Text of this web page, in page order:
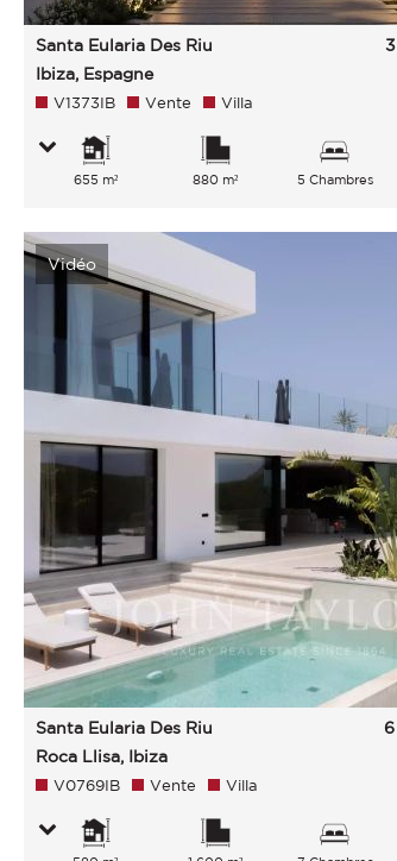
Santa Eularia Des Riu
Ibiza, Espagne
V1373IB Vente Villa
655 m² 880 m² 5 Chambres
Vidéo
Santa Eularia Des Riu
Roca Llisa, Ibiza
V0769IB Vente Villa